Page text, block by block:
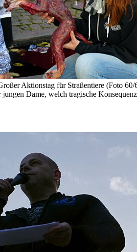
Aktionstag für Straßentiere (Foto 60/
Dame, welch tragische